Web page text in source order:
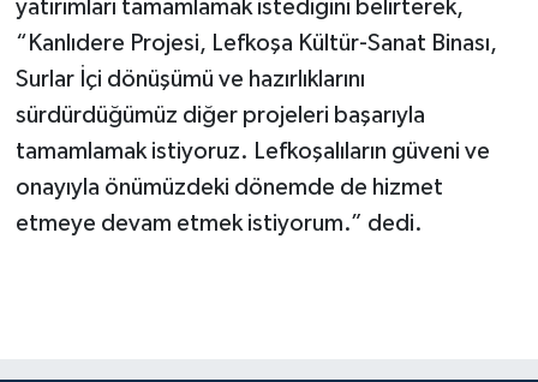
yatırımları tamamlamak istediğini belirterek,
“Kanlıdere Projesi, Lefkoşa Kültür-Sanat Binası,
Surlar İçi dönüşümü ve hazırlıklarını
sürdürdüğümüz diğer projeleri başarıyla
tamamlamak istiyoruz. Lefkoşalıların güveni ve
onayıyla önümüzdeki dönemde de hizmet
etmeye devam etmek istiyorum.” dedi.